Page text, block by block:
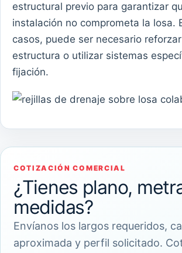
estructural previo para garantizar
instalación no comprometa la losa.
casos, puede ser necesario
estructura o utilizar sistemas
fijación.
COTIZACIÓN COMERCIAL
¿Tienes plano,
medidas?
Envíanos los largos requeridos,
aproximada y perfil solicitado.